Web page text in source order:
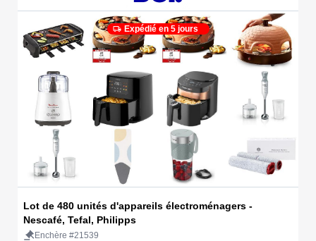
Expédié en 5 jours
Lot de 480 unités d'appareils électroménagers -
Nescafé, Tefal, Philipps
Enchère #21539